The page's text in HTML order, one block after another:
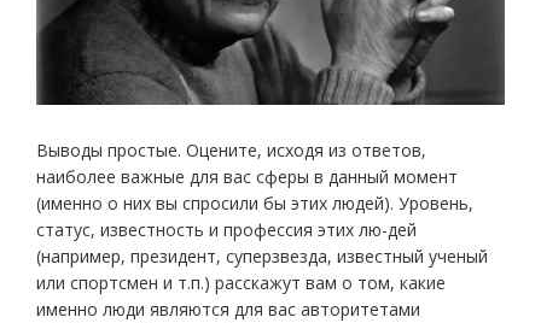
Выводы простые. Оцените, исходя из ответов,
наиболее важные для вас сферы в данный момент
(именно о них вы спросили бы этих людей). Уровень,
статус, известность и профессия этих лю-дей
(например, президент, суперзвезда, известный ученый
или спортсмен и т.п.) расскажут вам о том, какие
именно люди являются для вас авторитетами